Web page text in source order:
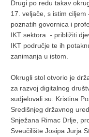
Drugi po redu takav
17. veljače, s istim
poznatih govornica i
IKT sektora - približiti
IKT područje te ih
zanimanja u istom.
Okrugli stol otvorio je
za razvoj digitalnog
sudjelovali su: Kristina
Središnjeg državnog
Snježana Rimac Drlje,
Sveučilište Josipa Jurja